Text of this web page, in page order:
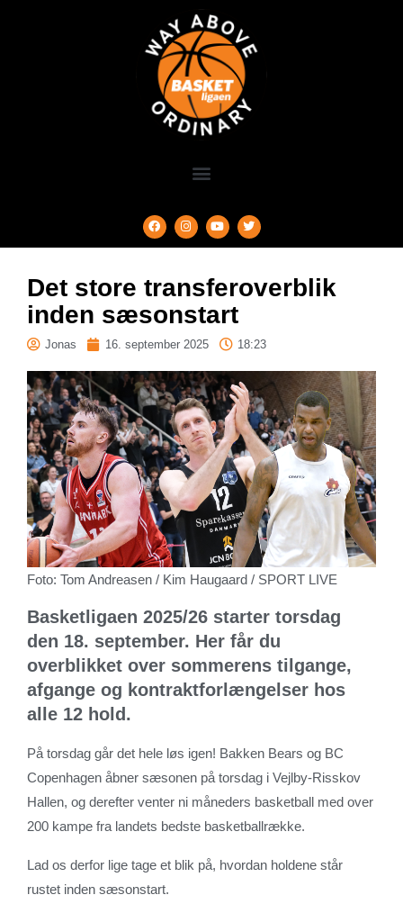
Det store transferoverblik
inden sæsonstart
Jonas 16. september 2025 18:23
Foto: Tom Andreasen / Kim Haugaard / SPORT LIVE
Basketligaen 2025/26 starter torsdag
den 18. september. Her får du
overblikket over sommerens tilgange,
afgange og kontraktforlængelser hos
alle 12 hold.
På torsdag går det hele løs igen! Bakken Bears og BC
Copenhagen åbner sæsonen på torsdag i Vejlby-Risskov
Hallen, og derefter venter ni måneders basketball med over
200 kampe fra landets bedste basketballrække.
Lad os derfor lige tage et blik på, hvordan holdene står
rustet inden sæsonstart.